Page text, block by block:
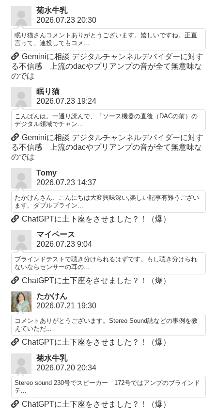
菊水牛乳
2026.07.23 20:30
眠り猫さんコメントありがとうございます。嬉しいですね。正直
言って、連投してもコメ...
Geminiに相談 デジタルチャンネルデバイダーに対す
る不信感 上流のdacやプリアンプの音が全て無意味な
のでは
眠り猫
2026.07.23 19:24
こんばんは。一通り読んで、「ソース機器の直後（DACの前）の
デジタル領域でチャン...
Geminiに相談 デジタルチャンネルデバイダーに対す
る不信感 上流のdacやプリアンプの音が全て無意味な
のでは
Tomy
2026.07.23 14:37
たかけんさん、こんにちは大変興味深い,楽しい記事有難うござい
ます。ダブルブライン...
ChatGPTに土下座をさせました？！（爆）
マイペース
2026.07.23 9:04
ブラインドテストで聴き分けられるはずです。もし聴き分けられ
ないならセンサーの耳の...
ChatGPTに土下座をさせました？！（爆）
たかけん
2026.07.21 19:30
コメントありがとうございます。Stereo Sound誌などの事例を教
えていただ...
ChatGPTに土下座をさせました？！（爆）
菊水牛乳
2026.07.20 20:34
Stereo sound 230号でスピーカー 172号ではアンプのブラインド
テ...
ChatGPTに土下座をさせました？！（爆）